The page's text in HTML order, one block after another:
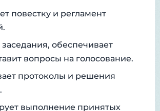
повестку и регламент
обеспечивает
вопросы на голосование.
протоколы и решения
выполнение принятых